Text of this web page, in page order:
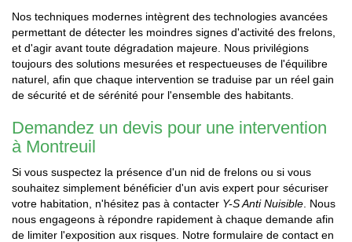
Nos techniques modernes intègrent des technologies avancées
permettant de détecter les moindres signes d'activité des frelons,
et d'agir avant toute dégradation majeure. Nous privilégions
toujours des solutions mesurées et respectueuses de l'équilibre
naturel, afin que chaque intervention se traduise par un réel gain
de sécurité et de sérénité pour l'ensemble des habitants.
Demandez un devis pour une intervention
à Montreuil
Si vous suspectez la présence d'un nid de frelons ou si vous
souhaitez simplement bénéficier d'un avis expert pour sécuriser
votre habitation, n'hésitez pas à contacter Y-S Anti Nuisible . Nous
nous engageons à répondre rapidement à chaque demande afin
de limiter l'exposition aux risques. Notre formulaire de contact en